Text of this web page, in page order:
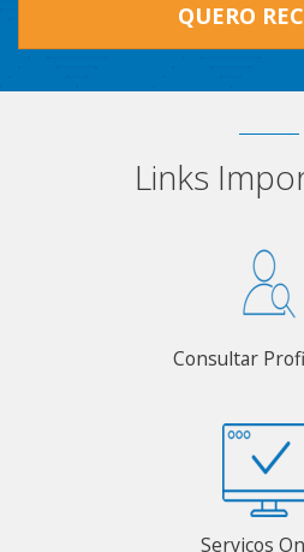
QUERO
Links
Consultar
Serviços